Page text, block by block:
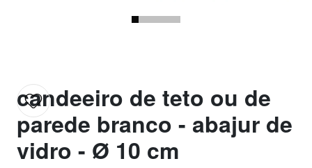
candeeiro de teto ou de
parede branco - abajur de
vidro - Ø 10 cm